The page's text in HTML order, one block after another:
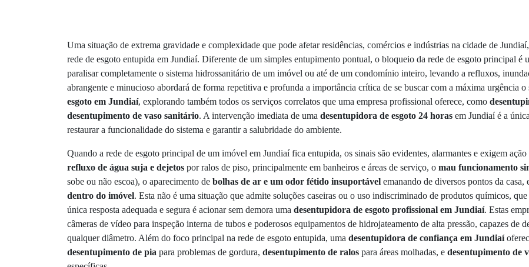
Uma situação de extrema gravidade e complexidade que pode afetar residências, comércios e indústrias na cidade de
rede de esgoto entupida em Jundiaí. Diferente de um simples entupimento pontual, o bloqueio da rede de esgoto principal é
paralisar completamente o sistema hidrossanitário de um imóvel ou até de um condomínio inteiro, levando a refluxos,
abrangente e minucioso abordará de forma repetitiva e profunda a importância crítica de se buscar com a máxima urgência
esgoto em Jundiaí, explorando também todos os serviços correlatos que uma empresa profissional oferece, como
desentupimento de vaso sanitário. A intervenção imediata de uma desentupidora de esgoto 24 horas em Jundiaí é a
restaurar a funcionalidade do sistema e garantir a salubridade do ambiente.
Quando a rede de esgoto principal de um imóvel em Jundiaí fica entupida, os sinais são evidentes, alarmantes e exigem
refluxo de água suja e dejetos por ralos de piso, principalmente em banheiros e áreas de serviço, o mau funcionamento
sobe ou não escoa), o aparecimento de bolhas de ar e um odor fétido insuportável emanando de diversos pontos da casa,
dentro do imóvel. Esta não é uma situação que admite soluções caseiras ou o uso indiscriminado de produtos químicos,
única resposta adequada e segura é acionar sem demora uma desentupidora de esgoto profissional em Jundiaí. Estas
câmeras de vídeo para inspeção interna de tubos e poderosos equipamentos de hidrojateamento de alta pressão, capazes de
qualquer diâmetro. Além do foco principal na rede de esgoto entupida, uma desentupidora de confiança em Jundiaí
desentupimento de pia para problemas de gordura, desentupimento de ralos para áreas molhadas, e desentupimento de